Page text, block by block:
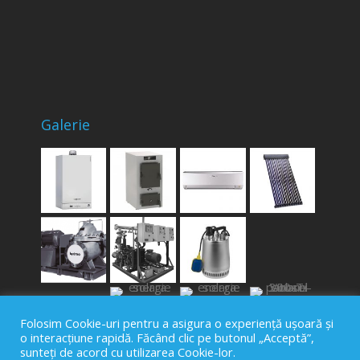
Galerie
Folosim Cookie-uri pentru a asigura o experiență ușoară și
o interacțiune rapidă. Făcând clic pe butonul „Acceptă”,
sunteți de acord cu utilizarea Cookie-lor.